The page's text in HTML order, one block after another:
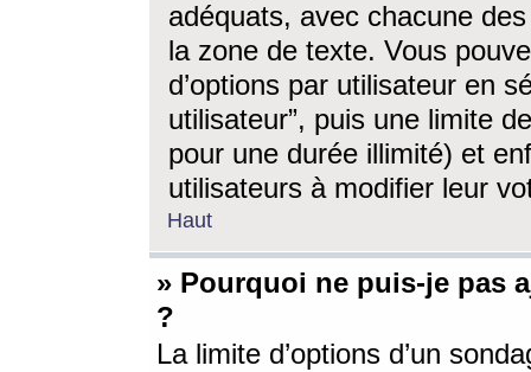
adéquats, avec chacune
la zone de texte. Vous
d’options par utilisateur en
utilisateur”, puis une limite
pour une durée illimité) et
utilisateurs à modifier leur
Haut
» Pourquoi ne puis-je pas
?
La limite d’options d’un